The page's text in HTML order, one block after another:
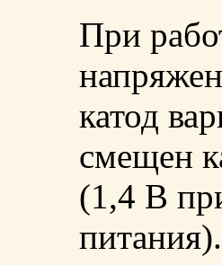
При
катод
смещен
(1,4 В
питания).